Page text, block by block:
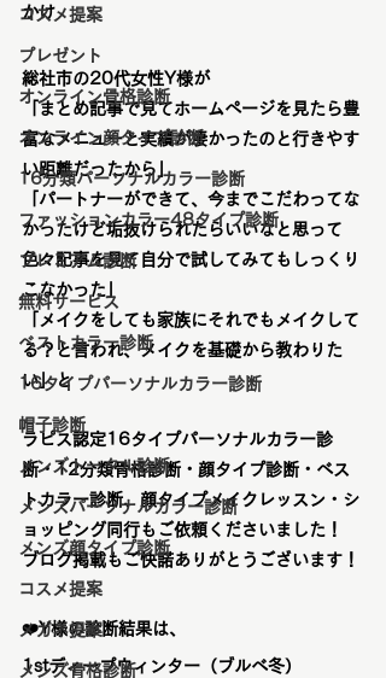
コスメ提案
プレゼント
オンライン骨格診断
オンライン顔タイプ診断
16分類パーソナルカラー診断
ファッションカラー48タイプ診断
プレミアム診断
無料サービス
ベストカラー診断
16タイプパーソナルカラー診断
帽子診断
メンズトータル診断
メンズパーソナルカラー診断
メンズ顔タイプ診断
コスメ提案
メガネ提案
メンズ骨格診断
かけ
総社市の20代女性Y様が
「まとめ記事で見てホームページを見たら豊
富なメニューと実績が凄かったのと行きやす
い距離だったから」
「パートナーができて、今までこだわってな
かったけど垢抜けられたらいいなと思って
色々記事を見て自分で試してみてもしっくり
こなかった」
「メイクをしても家族にそれでもメイクして
る？と言われ、メイクを基礎から教わりた
い」と
ラピス認定16タイプパーソナルカラー診
断・12分類骨格診断・顔タイプ診断・ベス
トカラー診断、顔タイプメイクレッスン・シ
ョッピング同行もご依頼くださいました！
ブログ掲載もご快諾ありがとうございます！
❤️Y様の診断結果は、
1stディープウィンター（ブルベ冬）